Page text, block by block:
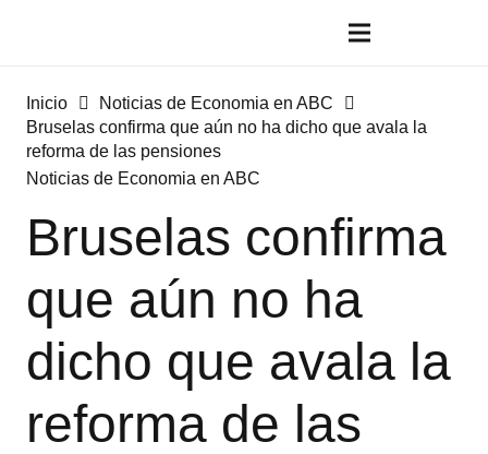
Inicio
Noticias de Economia en ABC
Bruselas confirma que aún no ha dicho que avala la
reforma de las pensiones
Noticias de Economia en ABC
Bruselas confirma
que aún no ha
dicho que avala la
reforma de las